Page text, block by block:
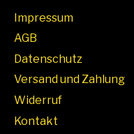
Impressum
AGB
Datenschutz
Versand und Zahlung
Widerruf
Kontakt